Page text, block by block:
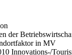
der
in MV
Innovations-/